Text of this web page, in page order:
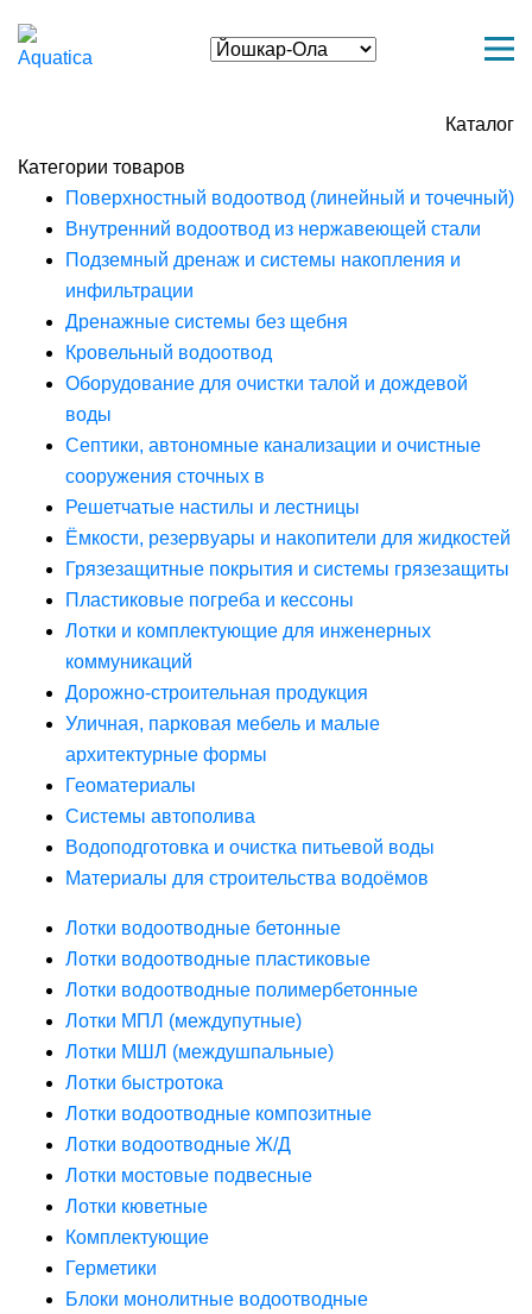
Каталог
Категории товаров
Поверхностный водоотвод (линейный и точечный)
Внутренний водоотвод из нержавеющей стали
Подземный дренаж и системы накопления и
инфильтрации
Дренажные системы без щебня
Кровельный водоотвод
Оборудование для очистки талой и дождевой
воды
Септики, автономные канализации и очистные
сооружения сточных в
Решетчатые настилы и лестницы
Ёмкости, резервуары и накопители для жидкостей
Грязезащитные покрытия и системы грязезащиты
Пластиковые погреба и кессоны
Лотки и комплектующие для инженерных
коммуникаций
Дорожно-строительная продукция
Уличная, парковая мебель и малые
архитектурные формы
Геоматериалы
Системы автополива
Водоподготовка и очистка питьевой воды
Материалы для строительства водоёмов
Лотки водоотводные бетонные
Лотки водоотводные пластиковые
Лотки водоотводные полимербетонные
Лотки МПЛ (междупутные)
Лотки МШЛ (междушпальные)
Лотки быстротока
Лотки водоотводные композитные
Лотки водоотводные Ж/Д
Лотки мостовые подвесные
Лотки кюветные
Комплектующие
Герметики
Блоки монолитные водоотводные